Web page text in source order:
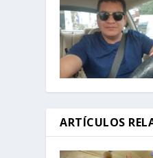
ARTÍCULOS